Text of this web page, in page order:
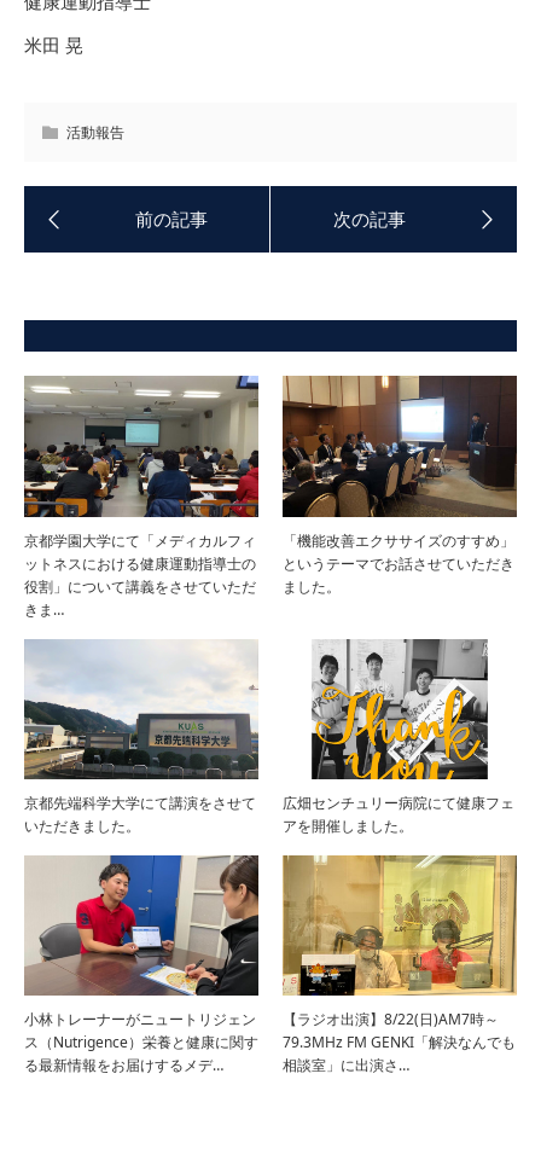
米田 晃
活動報告
京都学園大学にて「メディカルフィ
ットネスにおける健康運動指導士の
役割」について講義をさせていただ
きま…
「機能改善エクササイズのすすめ」
というテーマでお話させていただき
ました。
京都先端科学大学にて講演をさせて
いただきました。
広畑センチュリー病院にて健康フェ
アを開催しました。
小林トレーナーがニュートリジェン
ス（Nutrigence）栄養と健康に関す
る最新情報をお届けするメデ…
【ラジオ出演】8/22(日)AM7時～
79.3MHz FM GENKI「解決なんでも
相談室」に出演さ…